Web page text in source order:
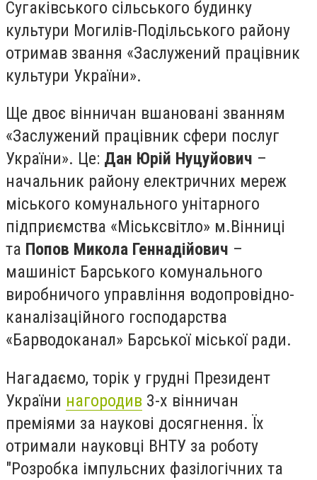
Сугаківського сільського будинку
культури Могилів-Подільського району
отримав звання «Заслужений працівник
культури України».
Ще двоє вінничан вшановані званням
«Заслужений працівник сфери послуг
України». Це: Дан Юрій Нуцуйович –
начальник району електричних мереж
міського комунального унітарного
підприємства «Міськсвітло» м.Вінниці
та Попов Микола Геннадійович –
машиніст Барського комунального
виробничого управління водопровідно-
каналізаційного господарства
«Барводоканал» Барської міської ради.
Нагадаємо, торік у грудні Президент
України нагородив 3-х вінничан
преміями за наукові досягнення. Їх
отримали науковці ВНТУ за роботу
"Розробка імпульсних фазілогічних та